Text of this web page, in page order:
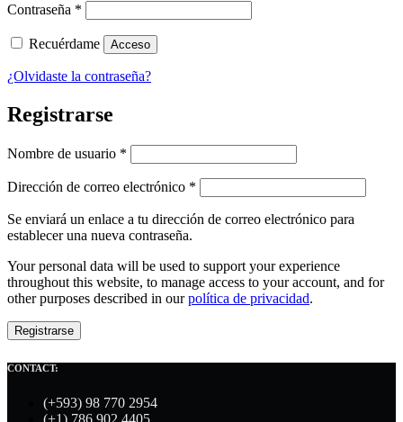
Contraseña *
Recuérdame Acceso
¿Olvidaste la contraseña?
Registrarse
Nombre de usuario *
Dirección de correo electrónico *
Se enviará un enlace a tu dirección de correo electrónico para
establecer una nueva contraseña.
Your personal data will be used to support your experience
throughout this website, to manage access to your account, and for
other purposes described in ourpolítica de privacidad.
Registrarse
CONTACT:
(+593) 98 770 2954